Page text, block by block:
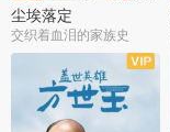
尘埃落定
交织着血泪的家族史
全36集